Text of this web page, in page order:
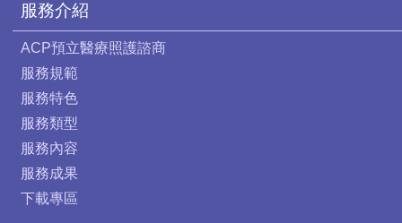
服務介紹
ACP預立醫療照護諮商
服務規範
服務特色
服務類型
服務內容
服務成果
下載專區